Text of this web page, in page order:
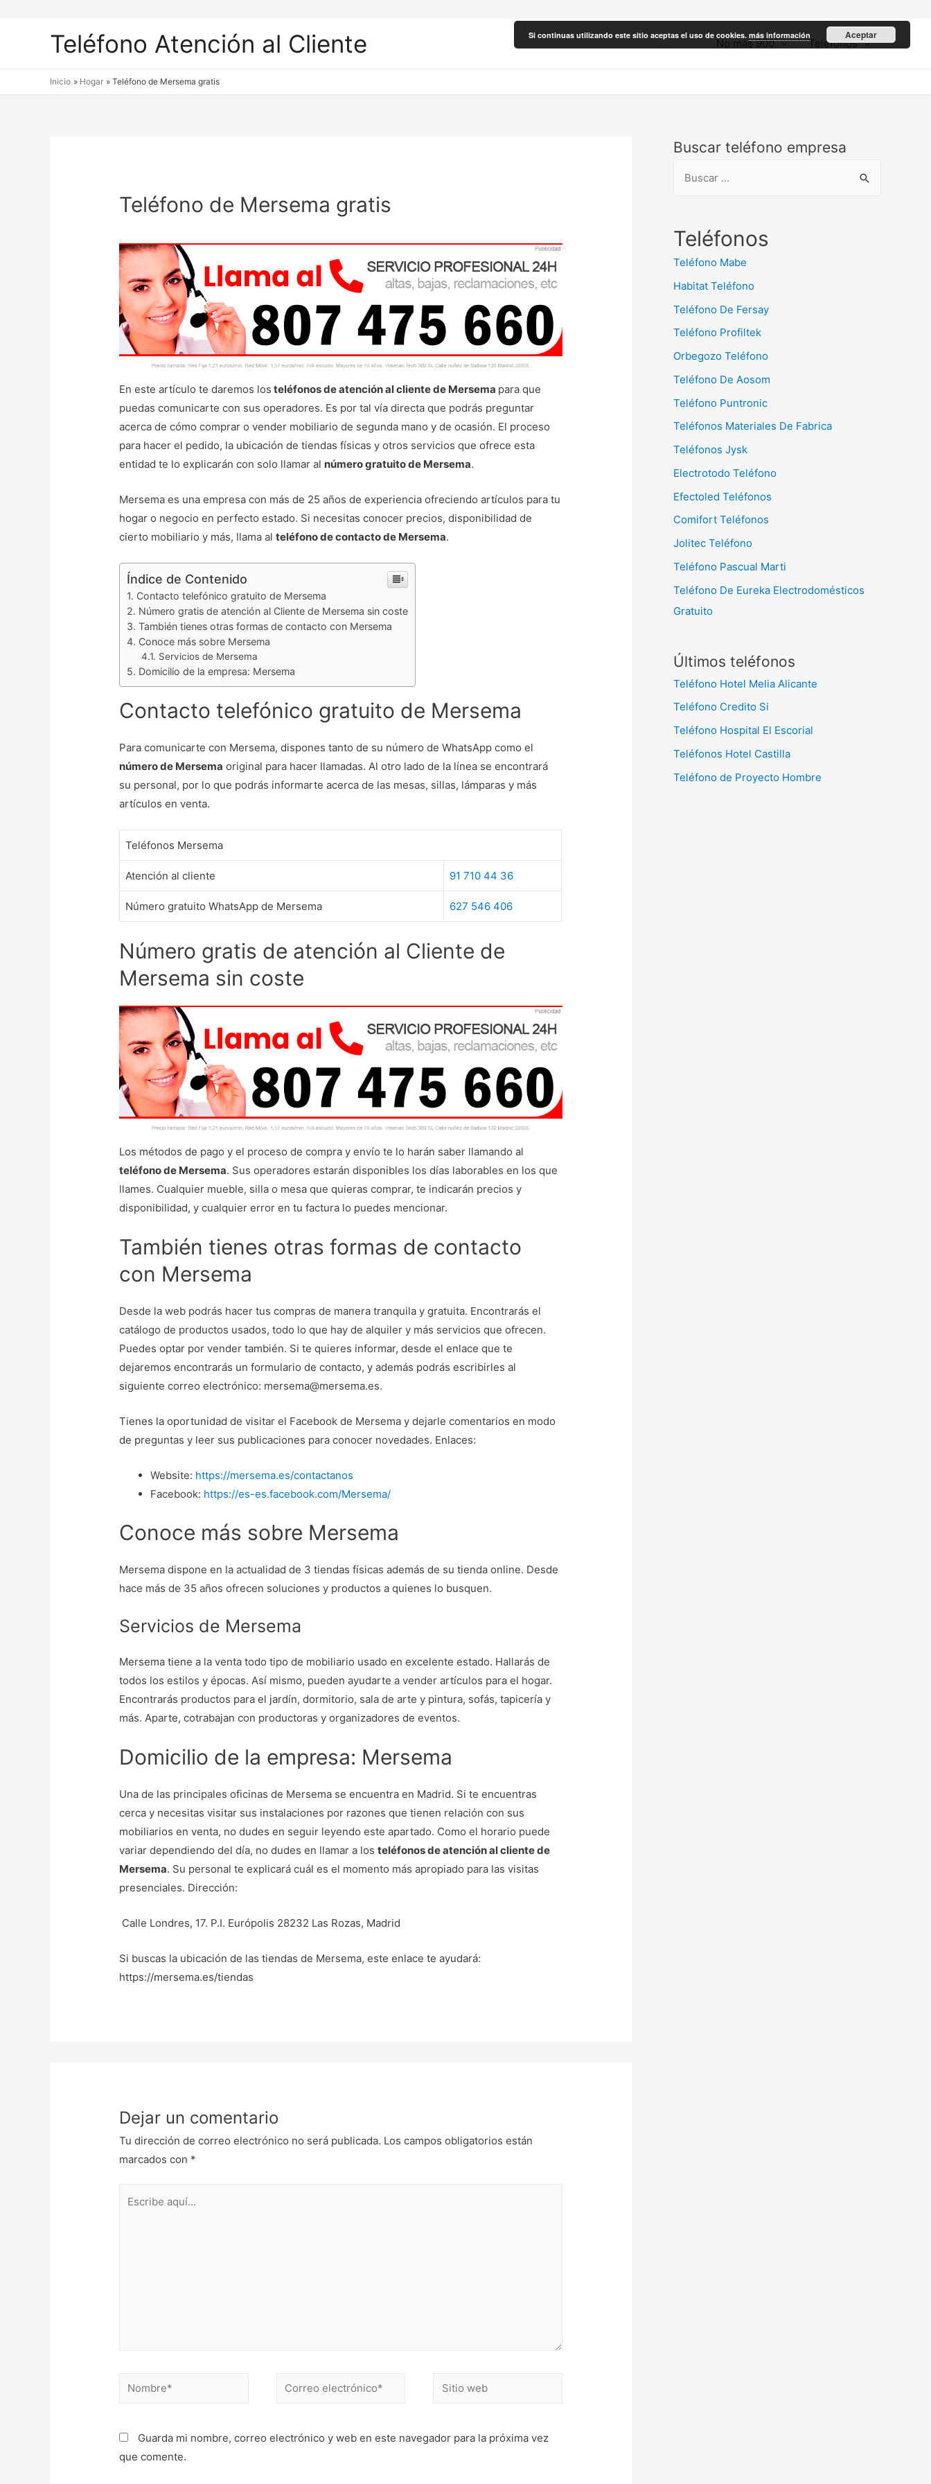
Teléfono Atención al Cliente No más 900 Teléfonos
Inicio Hogar Teléfono de Mersema gratis
Teléfono de Mersema gratis
En este artículo te daremos los teléfonos de atención al cliente de Mersema para que
puedas comunicarte con sus operadores. Es por tal vía directa que podrás preguntar
acerca de cómo comprar o vender mobiliario de segunda mano y de ocasión. El proceso
para hacer el pedido, la ubicación de tiendas físicas y otros servicios que ofrece esta
entidad te lo explicarán con solo llamar al número gratuito de Mersema.
Mersema es una empresa con más de 25 años de experiencia ofreciendo artículos para tu
hogar o negocio en perfecto estado. Si necesitas conocer precios, disponibilidad de
cierto mobiliario y más, llama alteléfono de contacto de Mersema.
Índice de Contenido
Contacto telefónico gratuito de Mersema
Número gratis de atención al Cliente de Mersema sin coste
También tienes otras formas de contacto con Mersema
Conoce más sobre Mersema
Servicios de Mersema
Domicilio de la empresa: Mersema
Contacto telefónico gratuito de Mersema
Para comunicarte con Mersema, dispones tanto de su número de WhatsApp como el
número de Mersema original para hacer llamadas. Al otro lado de la línea se encontrará
su personal, por lo que podrás informarte acerca de las mesas, sillas, lámparas y más
artículos en venta.
Teléfonos Mersema
Atención al cliente 91 710 44 36
Número gratuito WhatsApp de Mersema 627 546 406
Número gratis de atención al Cliente de
Mersema sin coste
Los métodos de pago y el proceso de compra y envío te lo harán saber llamando al
teléfono de Mersema. Sus operadores estarán disponibles los días laborables en los que
llames. Cualquier mueble, silla o mesa que quieras comprar, te indicarán precios y
disponibilidad, y cualquier error en tu factura lo puedes mencionar.
También tienes otras formas de contacto
con Mersema
Desde la web podrás hacer tus compras de manera tranquila y gratuita. Encontrarás el
catálogo de productos usados, todo lo que hay de alquiler y más servicios que ofrecen.
Puedes optar por vender también. Si te quieres informar, desde el enlace que te
dejaremos encontrarás un formulario de contacto, y además podrás escribirles al
siguiente correo electrónico: mersema@mersema.es.
Tienes la oportunidad de visitar el Facebook de Mersema y dejarle comentarios en modo
de preguntas y leer sus publicaciones para conocer novedades. Enlaces:
Website: https://mersema.es/contactanos
Facebook: https://es-es.facebook.com/Mersema/
Conoce más sobre Mersema
Mersema dispone en la actualidad de 3 tiendas físicas además de su tienda online. Desde
hace más de 35 años ofrecen soluciones y productos a quienes lo busquen.
Servicios de Mersema
Mersema tiene a la venta todo tipo de mobiliario usado en excelente estado. Hallarás de
todos los estilos y épocas. Así mismo, pueden ayudarte a vender artículos para el hogar.
Encontrarás productos para el jardín, dormitorio, sala de arte y pintura, sofás, tapicería y
más. Aparte, cotrabajan con productoras y organizadores de eventos.
Domicilio de la empresa: Mersema
Una de las principales oficinas de Mersema se encuentra en Madrid. Si te encuentras
cerca y necesitas visitar sus instalaciones por razones que tienen relación con sus
mobiliarios en venta, no dudes en seguir leyendo este apartado. Como el horario puede
variar dependiendo del día, no dudes en llamar a losteléfonos de atención al cliente de
Mersema. Su personal te explicará cuál es el momento más apropiado para las visitas
presenciales. Dirección:
Calle Londres, 17. P.I. Európolis 28232 Las Rozas, Madrid
Si buscas la ubicación de las tiendas de Mersema, este enlace te ayudará:
https://mersema.es/tiendas
Dejar un comentario
Tu dirección de correo electrónico no será publicada. Los campos obligatorios están
marcados con *
Nombre*
Correo
Sitio
Guarda mi nombre, correo electrónico y web en este navegador para la próxima vez
que comente.
Buscar teléfono empresa
c
:
Teléfonos
Teléfono Mabe
Habitat Teléfono
Teléfono De Fersay
Teléfono Profiltek
Orbegozo Teléfono
Teléfono De Aosom
Teléfono Puntronic
Teléfonos Materiales De Fabrica
Teléfonos Jysk
Electrotodo Teléfono
Efectoled Teléfonos
Comifort Teléfonos
Jolitec Teléfono
Teléfono Pascual Marti
Teléfono De Eureka Electrodomésticos
Gratuito
Últimos teléfonos
Teléfono Hotel Melia Alicante
Teléfono Credito Si
Teléfono Hospital El Escorial
Teléfonos Hotel Castilla
Teléfono de Proyecto Hombre
Si continuas utilizando este sitio aceptas el uso de cookies. más información Aceptar